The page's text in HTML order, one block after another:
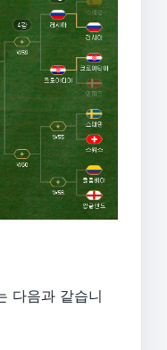
다음과 같습니